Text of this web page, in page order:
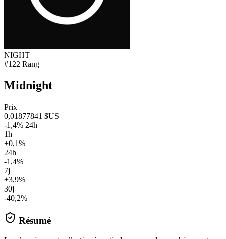
NIGHT
#122 Rang
Midnight
Prix
0,01877841 $US
-1,4% 24h
1h
+0,1%
24h
-1,4%
7j
+3,9%
30j
-40,2%
Résumé